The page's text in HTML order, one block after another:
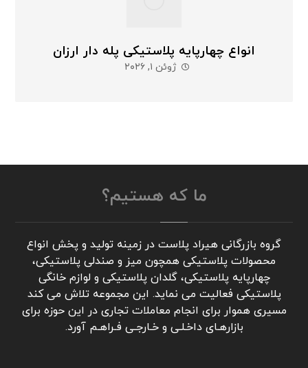
انواع چهارپایه پلاستیکی پله دار ارزان
ژوئن ۱, ۲۰۲۶
ما که هستیم؟
گروه بازرگانی هیراد پلاست در زمینه تولید و پخش انواع
محصولات پلاستیکی همچون میز و صندلی پلاستیکی،
چهارپایه پلاستیکی، گلدان پلاستیکی و لوازم خانگی
پلاستیکی فعالیت می نماید. این مجموعه تلاش می کند
مسیری هموار برای انجام معاملات تجاری در این حوزه برای
بازارهـای داخـلـی و خـارجـی فـراهـم آورد.